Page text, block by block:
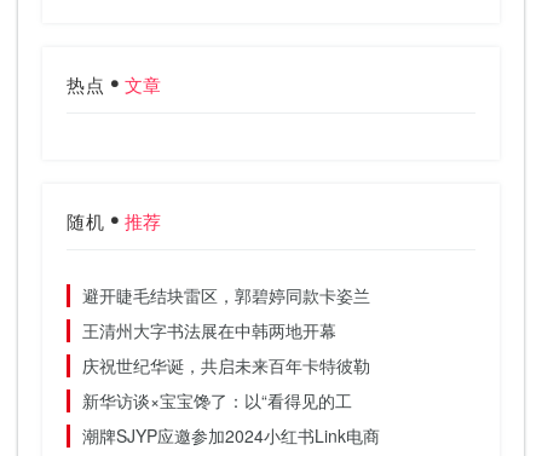
热点 文章
随机 推荐
避开睫毛结块雷区，郭碧婷同款卡姿兰
王清州大字书法展在中韩两地开幕
庆祝世纪华诞，共启未来百年卡特彼勒
新华访谈×宝宝馋了：以“看得见的工
潮牌SJYP应邀参加2024小红书Link电商